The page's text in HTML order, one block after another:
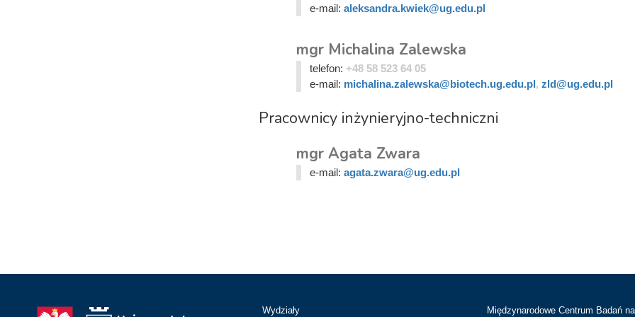
e-mail: aleksandra.kwiek@ug.edu.pl
mgr Michalina Zalewska
telefon: +48 58 523 64 05
e-mail: michalina.zalewska@biotech.ug.edu.pl, zld@ug.edu.pl
Pracownicy inżynieryjno-techniczni
mgr Agata Zwara
e-mail: agata.zwara@ug.edu.pl
Wydziały Międzynarodowe Centrum Badań